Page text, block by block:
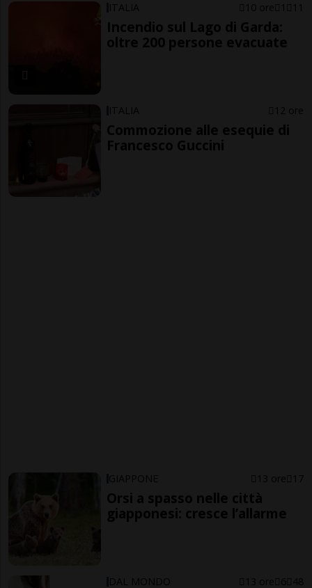
ITALIA 10 ore 1 11
Incendio sul Lago di Garda:
oltre 200 persone evacuate
ITALIA 12 ore
Commozione alle esequie di
Francesco Guccini
GIAPPONE 13 ore 17
Orsi a spasso nelle città
giapponesi: cresce l’allarme
DAL MONDO 13 ore 6 48